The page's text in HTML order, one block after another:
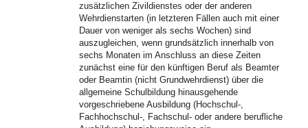
zusätzlichen Zivildienstes oder der anderen
Wehrdienstarten (in letzteren Fällen auch mit einer
Dauer von weniger als sechs Wochen) sind
auszugleichen, wenn grundsätzlich innerhalb von
sechs Monaten im Anschluss an diese Zeiten
zunächst eine für den künftigen Beruf als Beamter
oder Beamtin (nicht Grundwehrdienst) über die
allgemeine Schulbildung hinausgehende
vorgeschriebene Ausbildung (Hochschul-,
Fachhochschul-, Fachschul- oder andere berufliche